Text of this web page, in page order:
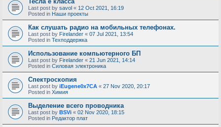
Last post by savol « 12 Oct 2021, 16:19
Posted in Наши проекты
Как слушать радио на мобильных телефонах.
Last post by Firelander « 07 Jul 2021, 13:54
Posted in Техподдержка
Использование компьютерного БП
Last post by Firelander « 21 Jun 2021, 14:14
Posted in Силовая электроника
Спектроскопия
Last post by iEugene0x7CA « 27 Nov 2020, 20:17
Posted in Химия
Выделение всего проводника
Last post by BSVi « 02 Nov 2020, 18:15
Posted in Редактор плат